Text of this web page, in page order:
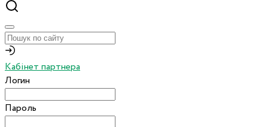
Кабінет партнера
Логин
Пароль